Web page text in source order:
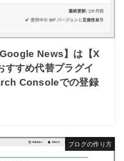
News】は【X
すめ代替プラグイ
Consoleでの登録
ブログの作り方